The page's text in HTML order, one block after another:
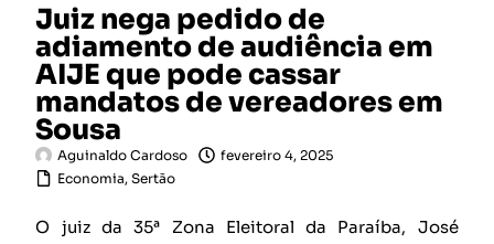
Juiz nega pedido de
adiamento de audiência em
AIJE que pode cassar
mandatos de vereadores em
Sousa
Aguinaldo Cardoso
fevereiro 4, 2025
Economia,Sertão
O juiz da 35ª Zona Eleitoral da Paraíba, José